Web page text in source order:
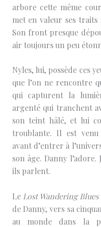
arbore cette même
met en valeur ses traits
Son front presque
air toujours un peu
Nyles, lui, possède ces
que l’on ne rencontre
qui capturent la
argenté qui tranchent
son teint hâlé, et lui
troublante. Il est venu
avant d’entrer à
son âge. Danny
ils parlent.
Le Lost Wandering Blues
de Danny, vers sa
au monde dans la